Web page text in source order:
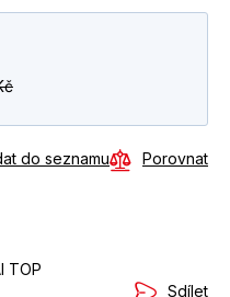
do seznamu Porovnat
TOP
Sdílet